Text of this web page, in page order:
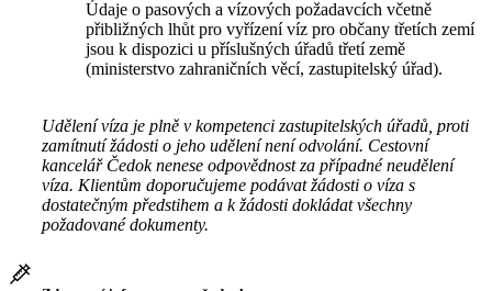
Údaje o pasových a vízových požadavcích včetně
přibližných lhůt pro vyřízení víz pro občany třetích zemí
jsou k dispozici u příslušných úřadů třetí země
(ministerstvo zahraničních věcí, zastupitelský úřad).
Udělení víza je plně v kompetenci zastupitelských úřadů, proti
zamítnutí žádosti o jeho udělení není odvolání. Cestovní
kancelář Čedok nenese odpovědnost za případné neudělení
víza. Klientům doporučujeme podávat žádosti o víza s
dostatečným předstihem a k žádosti dokládat všechny
požadované dokumenty.